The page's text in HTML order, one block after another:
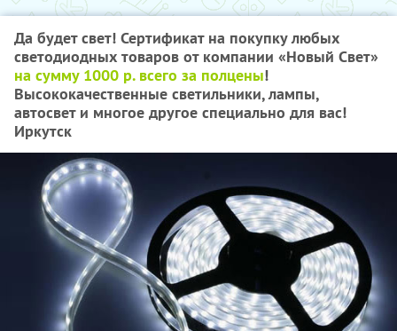
Да будет свет! Сертификат на покупку любых
светодиодных товаров от компании «Новый Свет»
на сумму 1000 р. всего за полцены!
Высококачественные светильники, лампы,
автосвет и многое другое специально для вас!
Иркутск